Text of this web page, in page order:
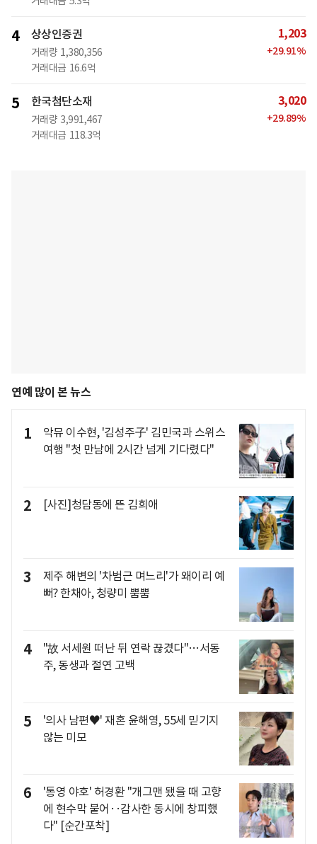
4 상상인증권
거래량 1,380,356
거래대금 16.6억
1,203
+29.91%
5 한국첨단소재
거래량 3,991,467
거래대금 118.3억
3,020
+29.89%
연예 많이 본 뉴스
1
악뮤 이수현, '김성주子' 김민국과 스위스
여행 "첫 만남에 2시간 넘게 기다렸다"
2 [사진]청담동에 뜬 김희애
3
제주 해변의 '차범근 며느리'가 왜이리 예
뻐? 한채아, 청량미 뿜뿜
4
"故 서세원 떠난 뒤 연락 끊겼다"…서동
주, 동생과 절연 고백
5
'의사 남편♥' 재혼 윤해영, 55세 믿기지
않는 미모
6
'통영 야호' 허경환 "개그맨 됐을 때 고향
에 현수막 붙어‥감사한 동시에 창피했
다" [순간포착]